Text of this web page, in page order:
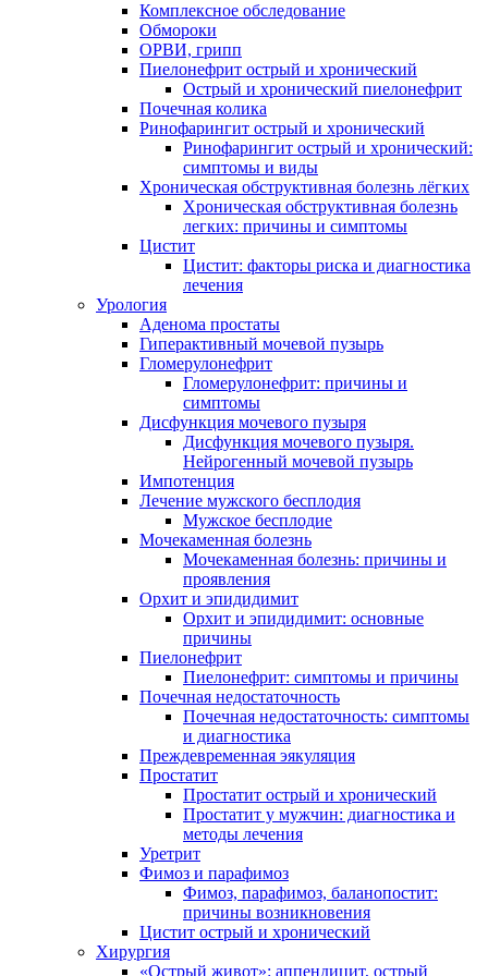
Комплексное обследование
Обмороки
ОРВИ, грипп
Пиелонефрит острый и хронический
Острый и хронический пиелонефрит
Почечная колика
Ринофарингит острый и хронический
Ринофарингит острый и хронический:
симптомы и виды
Хроническая обструктивная болезнь лёгких
Хроническая обструктивная болезнь
легких: причины и симптомы
Цистит
Цистит: факторы риска и диагностика
лечения
Урология
Аденома простаты
Гиперактивный мочевой пузырь
Гломерулонефрит
Гломерулонефрит: причины и
симптомы
Дисфункция мочевого пузыря
Дисфункция мочевого пузыря.
Нейрогенный мочевой пузырь
Импотенция
Лечение мужского бесплодия
Мужское бесплодие
Мочекаменная болезнь
Мочекаменная болезнь: причины и
проявления
Орхит и эпидидимит
Орхит и эпидидимит: основные
причины
Пиелонефрит
Пиелонефрит: симптомы и причины
Почечная недостаточность
Почечная недостаточность: симптомы
и диагностика
Преждевременная эякуляция
Простатит
Простатит острый и хронический
Простатит у мужчин: диагностика и
методы лечения
Уретрит
Фимоз и парафимоз
Фимоз, парафимоз, баланопостит:
причины возникновения
Цистит острый и хронический
Хирургия
«Острый живот»: аппендицит, острый